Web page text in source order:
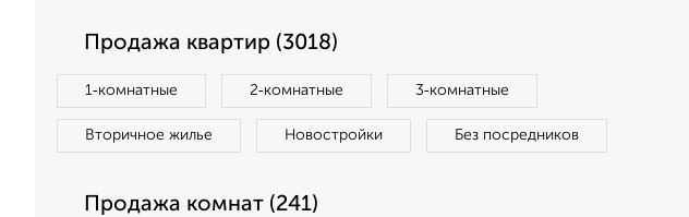
Продажа квартир (3018)
1‑комнатные 2‑комнатные 3‑комнатные
Вторичное жилье Новостройки Без посредников
Продажа комнат (241)